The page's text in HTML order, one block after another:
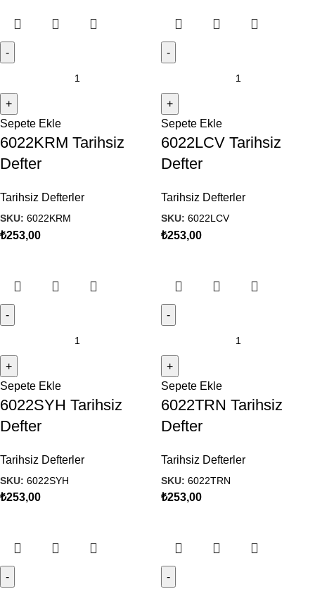
Sepete Ekle
6022KRM Tarihsiz
Defter
Tarihsiz Defterler
SKU: 6022KRM
₺253,00
Sepete Ekle
6022LCV Tarihsiz
Defter
Tarihsiz Defterler
SKU: 6022LCV
₺253,00
Sepete Ekle
6022SYH Tarihsiz
Defter
Tarihsiz Defterler
SKU: 6022SYH
₺253,00
Sepete Ekle
6022TRN Tarihsiz
Defter
Tarihsiz Defterler
SKU: 6022TRN
₺253,00